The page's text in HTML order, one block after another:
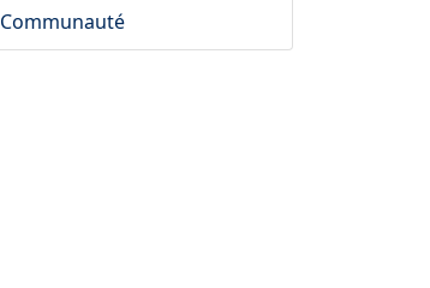
Communauté